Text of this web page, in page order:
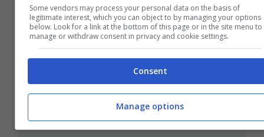
Il canyon più grande d’Europa è
profondo 1.300 metri: all’interno
acque cristalline di una bellezza
1 Aprile 2026
Some vendors may process your personal data on the basis of
legitimate interest, which you can object to by managing your options
below. Look for a link at the bottom of this page or in the site menu to
manage or withdraw consent in privacy and cookie settings.
Consent
Manage options